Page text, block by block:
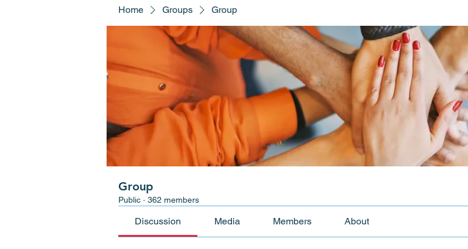
Home Groups Group
Group
Public · 362 members
Discussion Media Members About